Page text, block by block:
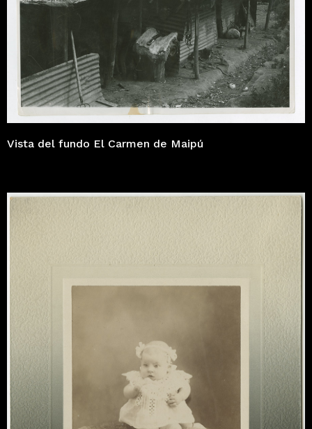
Vista del fundo El Carmen de Maipú